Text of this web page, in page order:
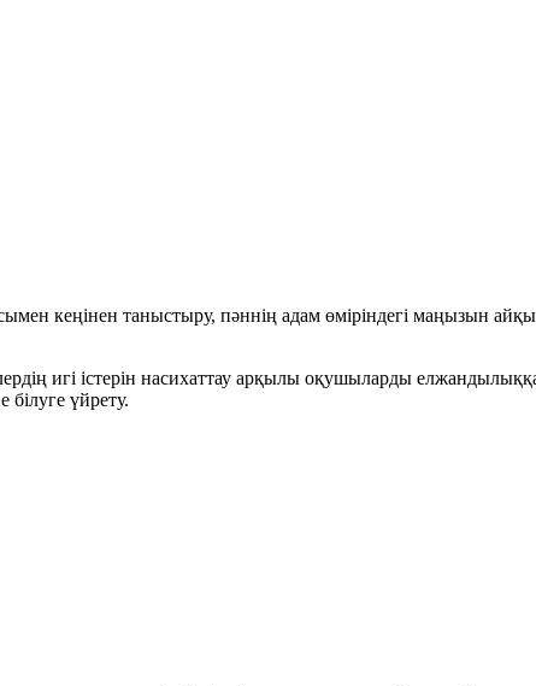
кеңінен таныстыру, пәннің адам өміріндегі маңызын
игі істерін насихаттау арқылы оқушыларды
үйрету.